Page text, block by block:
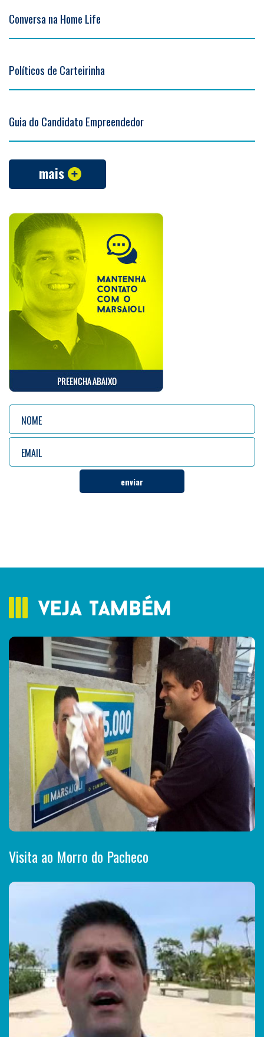
Conversa na Home Life
Políticos de Carteirinha
Guia do Candidato Empreendedor
mais
veja também
Visita ao Morro do Pacheco